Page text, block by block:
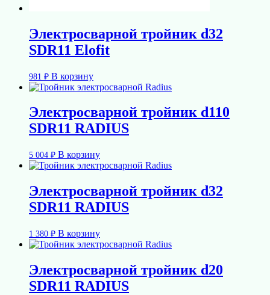
Электросварной тройник d32
SDR11 Elofit
981 ₽ В корзину
Электросварной тройник d110
SDR11 RADIUS
5 004 ₽ В корзину
Электросварной тройник d32
SDR11 RADIUS
1 380 ₽ В корзину
Электросварной тройник d20
SDR11 RADIUS